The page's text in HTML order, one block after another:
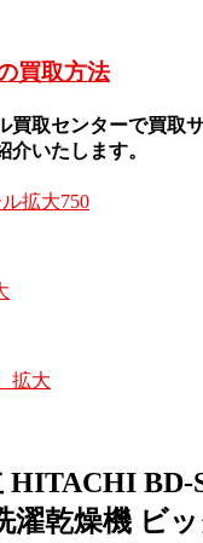
買取方法
買取センターで買取
介いたします。
HITACHI BD-
濯乾燥機 ビ